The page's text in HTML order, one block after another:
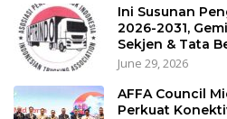
Ini Susunan
2026-2031,
Sekjen & Tata
June 29, 2026
AFFA Council
Perkuat